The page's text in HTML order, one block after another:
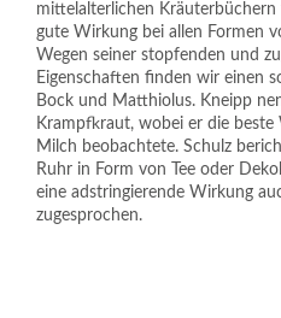
mittelalterlichen
gute Wirkung bei allen Formen
Wegen seiner stopfenden und
Eigenschaften finden wir einen
Bock und Matthiolus. Kneipp
Krampfkraut, wobei er die
Milch beobachtete. Schulz
Ruhr in Form von Tee oder
eine adstringierende Wirkung
zugesprochen.